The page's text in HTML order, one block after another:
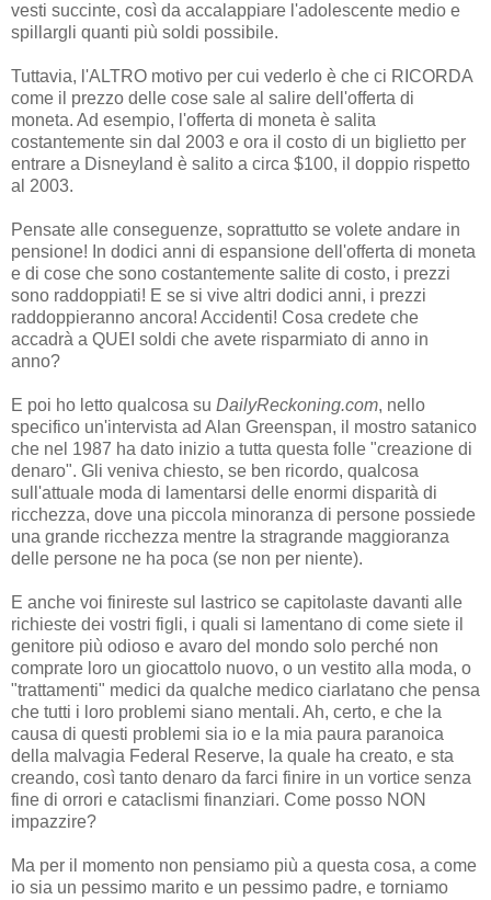
vesti succinte, così da accalappiare l'adolescente medio e
spillargli quanti più soldi possibile.
Tuttavia, l'ALTRO motivo per cui vederlo è che ci RICORDA
come il prezzo delle cose sale al salire dell'offerta di
moneta. Ad esempio, l'offerta di moneta è salita
costantemente sin dal 2003 e ora il costo di un biglietto per
entrare a Disneyland è salito a circa $100, il doppio rispetto
al 2003.
Pensate alle conseguenze, soprattutto se volete andare in
pensione! In dodici anni di espansione dell'offerta di moneta
e di cose che sono costantemente salite di costo, i prezzi
sono raddoppiati! E se si vive altri dodici anni, i prezzi
raddoppieranno ancora! Accidenti! Cosa credete che
accadrà a QUEI soldi che avete risparmiato di anno in
anno?
E poi ho letto qualcosa su DailyReckoning.com, nello
specifico un'intervista ad Alan Greenspan, il mostro satanico
che nel 1987 ha dato inizio a tutta questa folle "creazione di
denaro". Gli veniva chiesto, se ben ricordo, qualcosa
sull'attuale moda di lamentarsi delle enormi disparità di
ricchezza, dove una piccola minoranza di persone possiede
una grande ricchezza mentre la stragrande maggioranza
delle persone ne ha poca (se non per niente).
E anche voi finireste sul lastrico se capitolaste davanti alle
richieste dei vostri figli, i quali si lamentano di come siete il
genitore più odioso e avaro del mondo solo perché non
comprate loro un giocattolo nuovo, o un vestito alla moda, o
"trattamenti" medici da qualche medico ciarlatano che pensa
che tutti i loro problemi siano mentali. Ah, certo, e che la
causa di questi problemi sia io e la mia paura paranoica
della malvagia Federal Reserve, la quale ha creato, e sta
creando, così tanto denaro da farci finire in un vortice senza
fine di orrori e cataclismi finanziari. Come posso NON
impazzire?
Ma per il momento non pensiamo più a questa cosa, a come
io sia un pessimo marito e un pessimo padre, e torniamo